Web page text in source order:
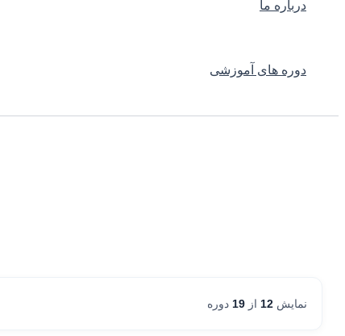
درباره ما
دوره های آموزشی
نمایش 12 از 19 دوره